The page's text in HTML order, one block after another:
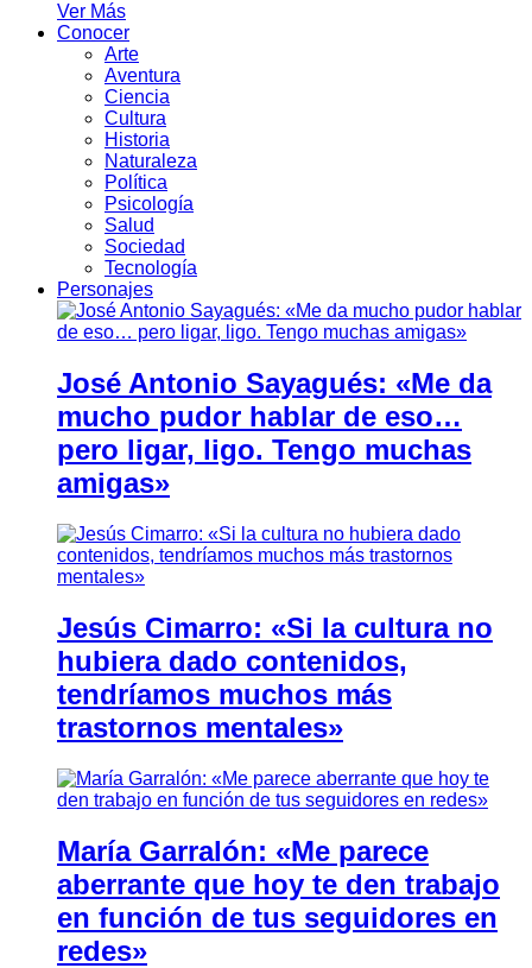
Ver Más
Conocer
Arte
Aventura
Ciencia
Cultura
Historia
Naturaleza
Política
Psicología
Salud
Sociedad
Tecnología
Personajes
José Antonio Sayagués: «Me da
mucho pudor hablar de eso…
pero ligar, ligo. Tengo muchas
amigas»
Jesús Cimarro: «Si la cultura no
hubiera dado contenidos,
tendríamos muchos más
trastornos mentales»
María Garralón: «Me parece
aberrante que hoy te den trabajo
en función de tus seguidores en
redes»